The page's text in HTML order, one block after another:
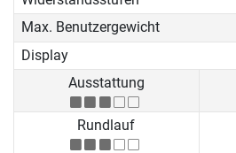
Max. Benutzergewicht
Display
Ausstattung
Rundlauf